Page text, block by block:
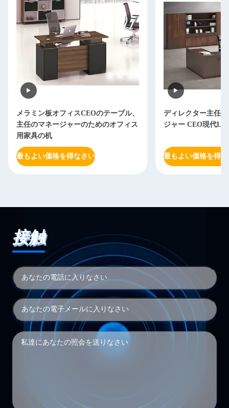
メラミン板オフィスCEOのテーブル、
主任のマネージャーのためのオフィス
用家具の机
最もよい価格を得なさい
ディレクター主任
ジャー CEO現代L
最もよい価格を得
接触